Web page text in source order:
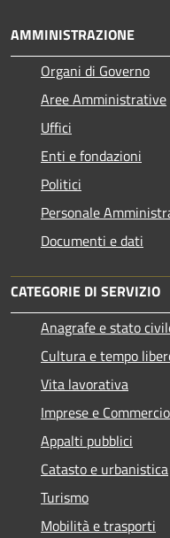
AMMINISTRAZIONE
Organi di Governo
Aree Amministrative
Uffici
Enti e fondazioni
Politici
Personale
Documenti e dati
CATEGORIE DI SERVIZIO
Anagrafe e stato
Cultura e tempo
Vita lavorativa
Imprese e Commercio
Appalti pubblici
Catasto e urbanistica
Turismo
Mobilità e trasporti